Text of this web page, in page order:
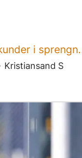
i
Kristiansand S